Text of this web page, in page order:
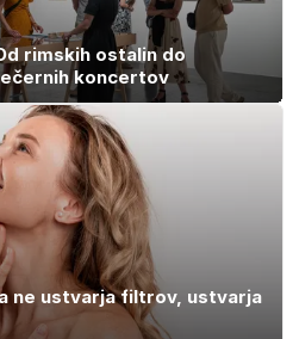
rimskih ostalin do
koncertov
ne ustvarja filtrov, ustvarja